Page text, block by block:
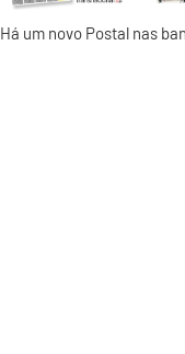
Há um novo Postal nas